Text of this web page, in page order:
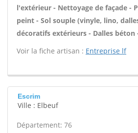
l'extérieur - Nettoyage de façade -
peint - Sol souple (vinyle, lino,
décoratifs extérieurs - Dalles béton
Voir la fiche artisan : Entreprise lf
Escrim
Ville : Elbeuf
Département: 76